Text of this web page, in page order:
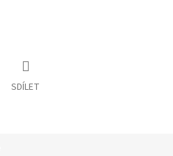
SDÍLET